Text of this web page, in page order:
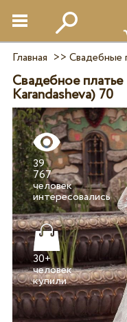
Главная >> Свадебные
Свадебное
Karandasheva) 70
39
767
человек
интересовались
30+
человек
купили